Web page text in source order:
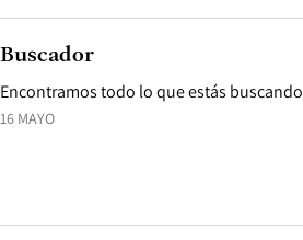
16 MAYO
Encontramos todo lo que estás buscando
Buscador